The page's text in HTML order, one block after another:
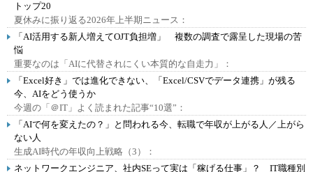
トップ20
夏休みに振り返る2026年上半期ニュース：
「AI活用する新人増えてOJT負担増」 複数の調査で露呈した現場の苦
悩
重要なのは「AIに代替されにくい本質的な自走力」：
「Excel好き」では進化できない、「Excel/CSVでデータ連携」が残る
今、AIをどう使うか
今週の「＠IT」よく読まれた記事“10選”：
「AIで何を変えたの？」と問われる今、転職で年収が上がる人／上がら
ない人
生成AI時代の年収向上戦略（3）：
ネットワークエンジニア、社内SEって実は「稼げる仕事」？ IT職種別